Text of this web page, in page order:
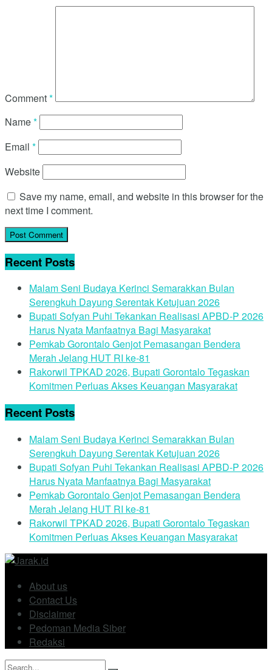
Comment*
Name*
Email *
Website
Save my name, email, and website in this browser for the
next time I comment.
Recent Posts
Malam Seni Budaya Kerinci Semarakkan Bulan
Serengkuh Dayung Serentak Ketujuan 2026
Bupati Sofyan Puhi Tekankan Realisasi APBD-P 2026
Harus Nyata Manfaatnya Bagi Masyarakat
Pemkab Gorontalo Genjot Pemasangan Bendera
Merah Jelang HUT RI ke-81
Rakorwil TPKAD 2026, Bupati Gorontalo Tegaskan
Komitmen Perluas Akses Keuangan Masyarakat
Recent Posts
Malam Seni Budaya Kerinci Semarakkan Bulan
Serengkuh Dayung Serentak Ketujuan 2026
Bupati Sofyan Puhi Tekankan Realisasi APBD-P 2026
Harus Nyata Manfaatnya Bagi Masyarakat
Pemkab Gorontalo Genjot Pemasangan Bendera
Merah Jelang HUT RI ke-81
Rakorwil TPKAD 2026, Bupati Gorontalo Tegaskan
Komitmen Perluas Akses Keuangan Masyarakat
About us
Contact Us
Disclaimer
Pedoman Media Siber
Redaksi